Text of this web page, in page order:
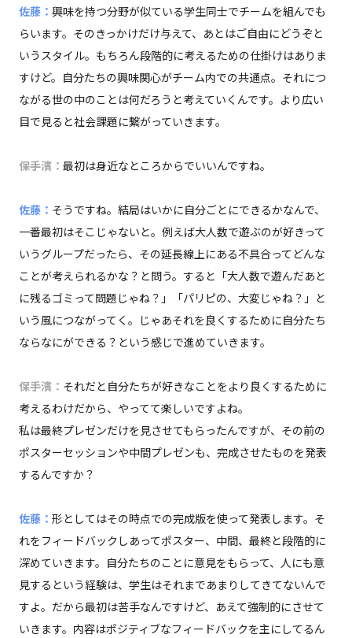
佐藤： 興味を持つ分野が似ている学生同士でチームを組んでも
らいます。そのきっかけだけ与えて、あとはご自由にどうぞと
いうスタイル。もちろん段階的に考えるための仕掛けはありま
すけど。自分たちの興味関心がチーム内での共通点。それにつ
ながる世の中のことは何だろうと考えていくんです。より広い
目で見ると社会課題に繋がっていきます。
保手濱： 最初は身近なところからでいいんですね。
佐藤： そうですね。結局はいかに自分ごとにできるかなんで、
一番最初はそこじゃないと。例えば大人数で遊ぶのが好きって
いうグループだったら、その延長線上にある不具合ってどんな
ことが考えられるかな？と問う。すると「大人数で遊んだあと
に残るゴミって問題じゃね？」「パリピの、大変じゃね？」と
いう風につながってく。じゃあそれを良くするために自分たち
ならなにができる？という感じで進めていきます。
保手濱： それだと自分たちが好きなことをより良くするために
考えるわけだから、やってて楽しいですよね。
私は最終プレゼンだけを見させてもらったんですが、その前の
ポスターセッションや中間プレゼンも、完成させたものを発表
するんですか？
佐藤： 形としてはその時点での完成版を使って発表します。そ
れをフィードバックしあってポスター、中間、最終と段階的に
深めていきます。自分たちのことに意見をもらって、人にも意
見するという経験は、学生はそれまであまりしてきてないんで
すよ。だから最初は苦手なんですけど、あえて強制的にさせて
いきます。内容はポジティブなフィードバックを主にしてるん